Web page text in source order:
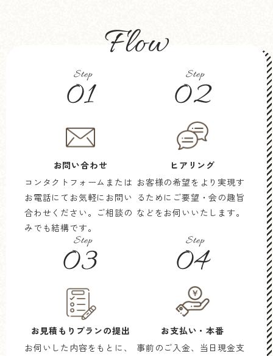
Flow
Step
01
お問い合わせ
コンタクトフォームまたは
お電話にてお気軽にお問い
合わせください。ご相談の
みでも結構です。
Step
02
ヒアリング
お客様の希望をより実現す
るためにご要望・会の趣旨
などをお伺いいたします。
Step
03
お見積もり プランの提出
お伺いした内容をもとに、
Step
04
お支払い・本番
事前のご入金、当日現金支